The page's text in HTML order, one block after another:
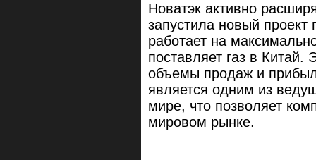
Новатэк активно
запустила новый
работает на
поставляет газ в Китай.
объемы продаж и
является одним из
мире, что позволяет
мировом рынке.